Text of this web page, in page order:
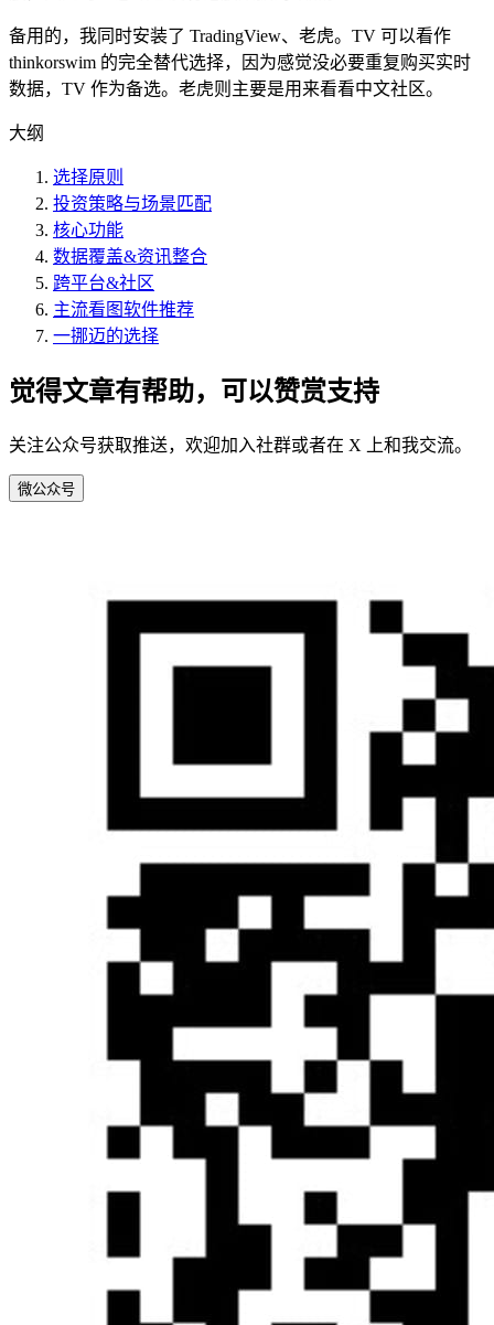
备用的，我同时安装了 TradingView、老虎。TV 可以看作
thinkorswim 的完全替代选择，因为感觉没必要重复购买实时
数据，TV 作为备选。老虎则主要是用来看看中文社区。
大纲
选择原则
投资策略与场景匹配
核心功能
数据覆盖&资讯整合
跨平台&社区
主流看图软件推荐
一挪迈的选择
觉得文章有帮助，可以赞赏支持
关注公众号获取推送，欢迎加入社群或者在 X 上和我交流。
微公众号